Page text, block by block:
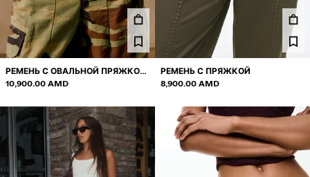
РЕМЕНЬ С ОВАЛЬНОЙ ПРЯЖКОЙ
И ЗАКЛЕПКАМИ
10,900.00 AMD
РЕМЕНЬ С ПРЯЖКОЙ
8,900.00 AMD
И ПЛАВКИ
ЦЕНЫ
ПРОДАЖ
ПРОЕКТЫ
MUSIC